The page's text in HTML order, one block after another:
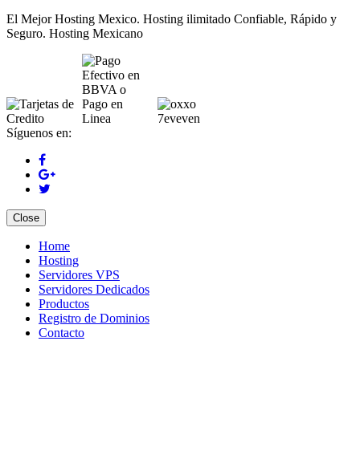
El Mejor Hosting Mexico. Hosting ilimitado Confiable, Rápido y
Seguro. Hosting Mexicano
Síguenos en:
Close
Home
Hosting
Servidores VPS
Servidores Dedicados
Productos
Registro de Dominios
Contacto